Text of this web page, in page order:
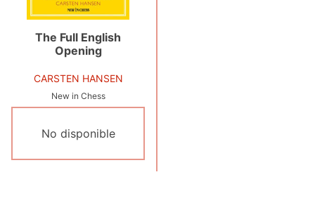
The Full English
Opening
CARSTEN HANSEN
New in Chess
No disponible